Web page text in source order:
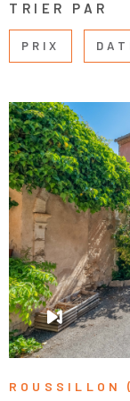
TRIER PAR
PRIX